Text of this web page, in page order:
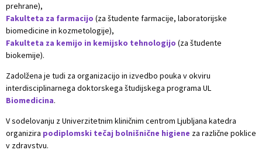
prehrane),
Fakulteta za farmacijo (za študente farmacije, laboratorijske
biomedicine in kozmetologije),
Fakulteta za kemijo in kemijsko tehnologijo (za študente
biokemije).
Zadolžena je tudi za organizacijo in izvedbo pouka v okviru
interdisciplinarnega doktorskega študijskega programa UL
Biomedicina.
V sodelovanju z Univerzitetnim kliničnim centrom Ljubljana katedra
organizira podiplomski tečaj bolnišnične higiene za različne poklice
v zdravstvu.